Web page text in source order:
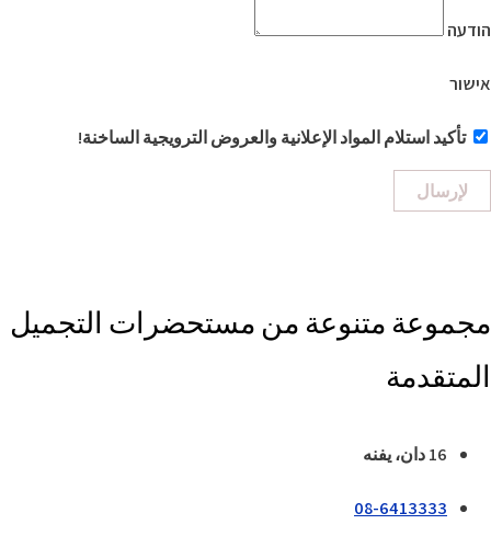
הודעה
אישור
تأكيد استلام المواد الإعلانية والعروض الترويجية الساخنة!
لإرسال
مجموعة متنوعة من مستحضرات التجميل
المتقدمة
16 دان، يفنه
08-6413333